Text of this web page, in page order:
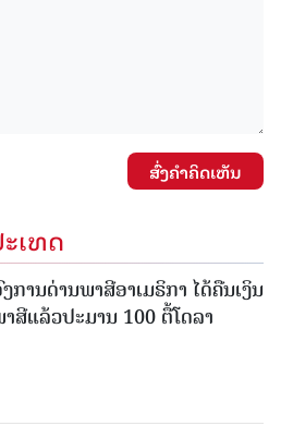
ສົ່ງຄໍາຄິດເຫັນ
ເທດ
ການດ່ານພາສີອາເມຣິກາ ໄດ້ຄືນເງິນ
ສີແລ້ວປະມານ 100 ຕື້ໂດລາ